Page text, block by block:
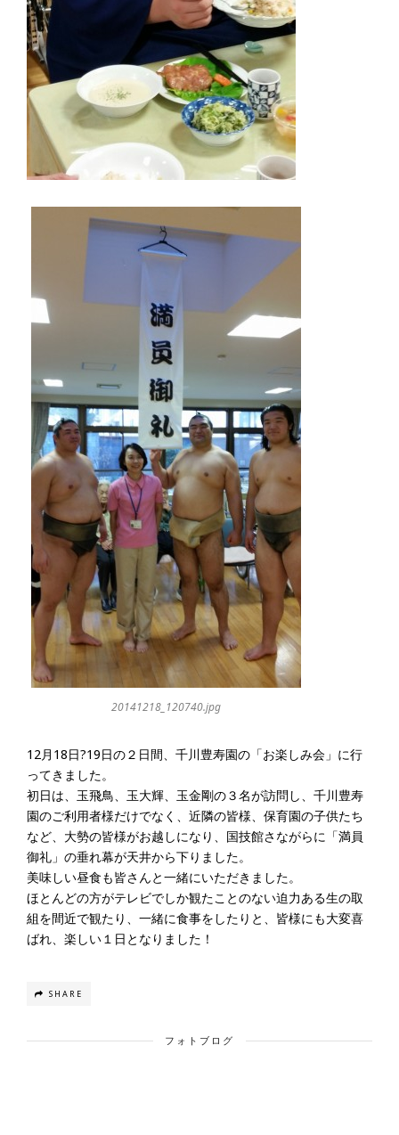
20141218_120740.jpg
12月18日?19日の２日間、千川豊寿園の「お楽しみ会」に行
ってきました。
初日は、玉飛鳥、玉大輝、玉金剛の３名が訪問し、千川豊寿
園のご利用者様だけでなく、近隣の皆様、保育園の子供たち
など、大勢の皆様がお越しになり、国技館さながらに「満員
御礼」の垂れ幕が天井から下りました。
美味しい昼食も皆さんと一緒にいただきました。
ほとんどの方がテレビでしか観たことのない迫力ある生の取
組を間近で観たり、一緒に食事をしたりと、皆様にも大変喜
ばれ、楽しい１日となりました！
SHARE
フォトブログ